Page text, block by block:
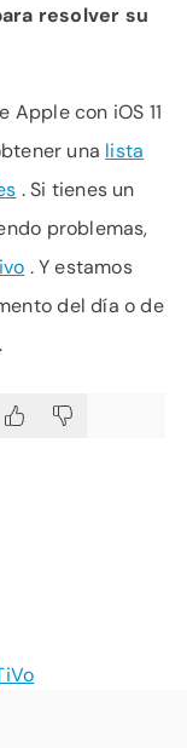
resolver su
Apple con iOS 11
una lista
. Si tienes un
problemas,
. Y estamos
del día o de